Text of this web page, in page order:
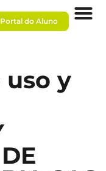
Portal do Aluno
uso y